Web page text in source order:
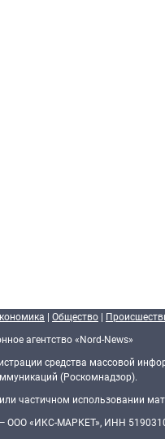
| Общество |
агентство «Nord-News»
средства массовой
(Роскомнадзор).
частичном использовании
ООО «ИКС-МАРКЕТ», ИНН